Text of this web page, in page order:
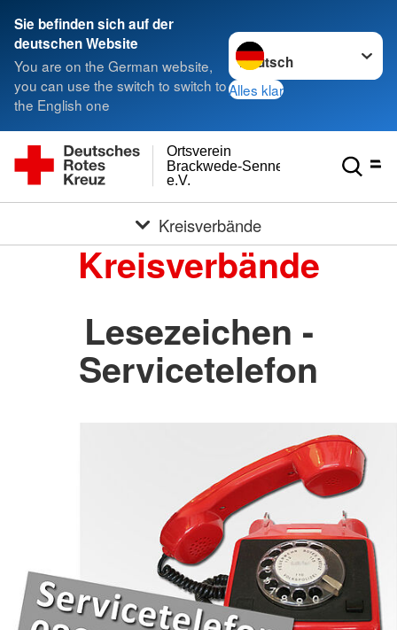
Sie befinden sich auf der
deutschen Website
You are on the German website,
you can use the switch to switch to
the English one
Sprache wechseln zu
Alles klar
e.V.
Brackwede-Senneraum
Ortsverein
Kreisverbände
Kreisverbände
Lesezeichen -
Servicetelefon